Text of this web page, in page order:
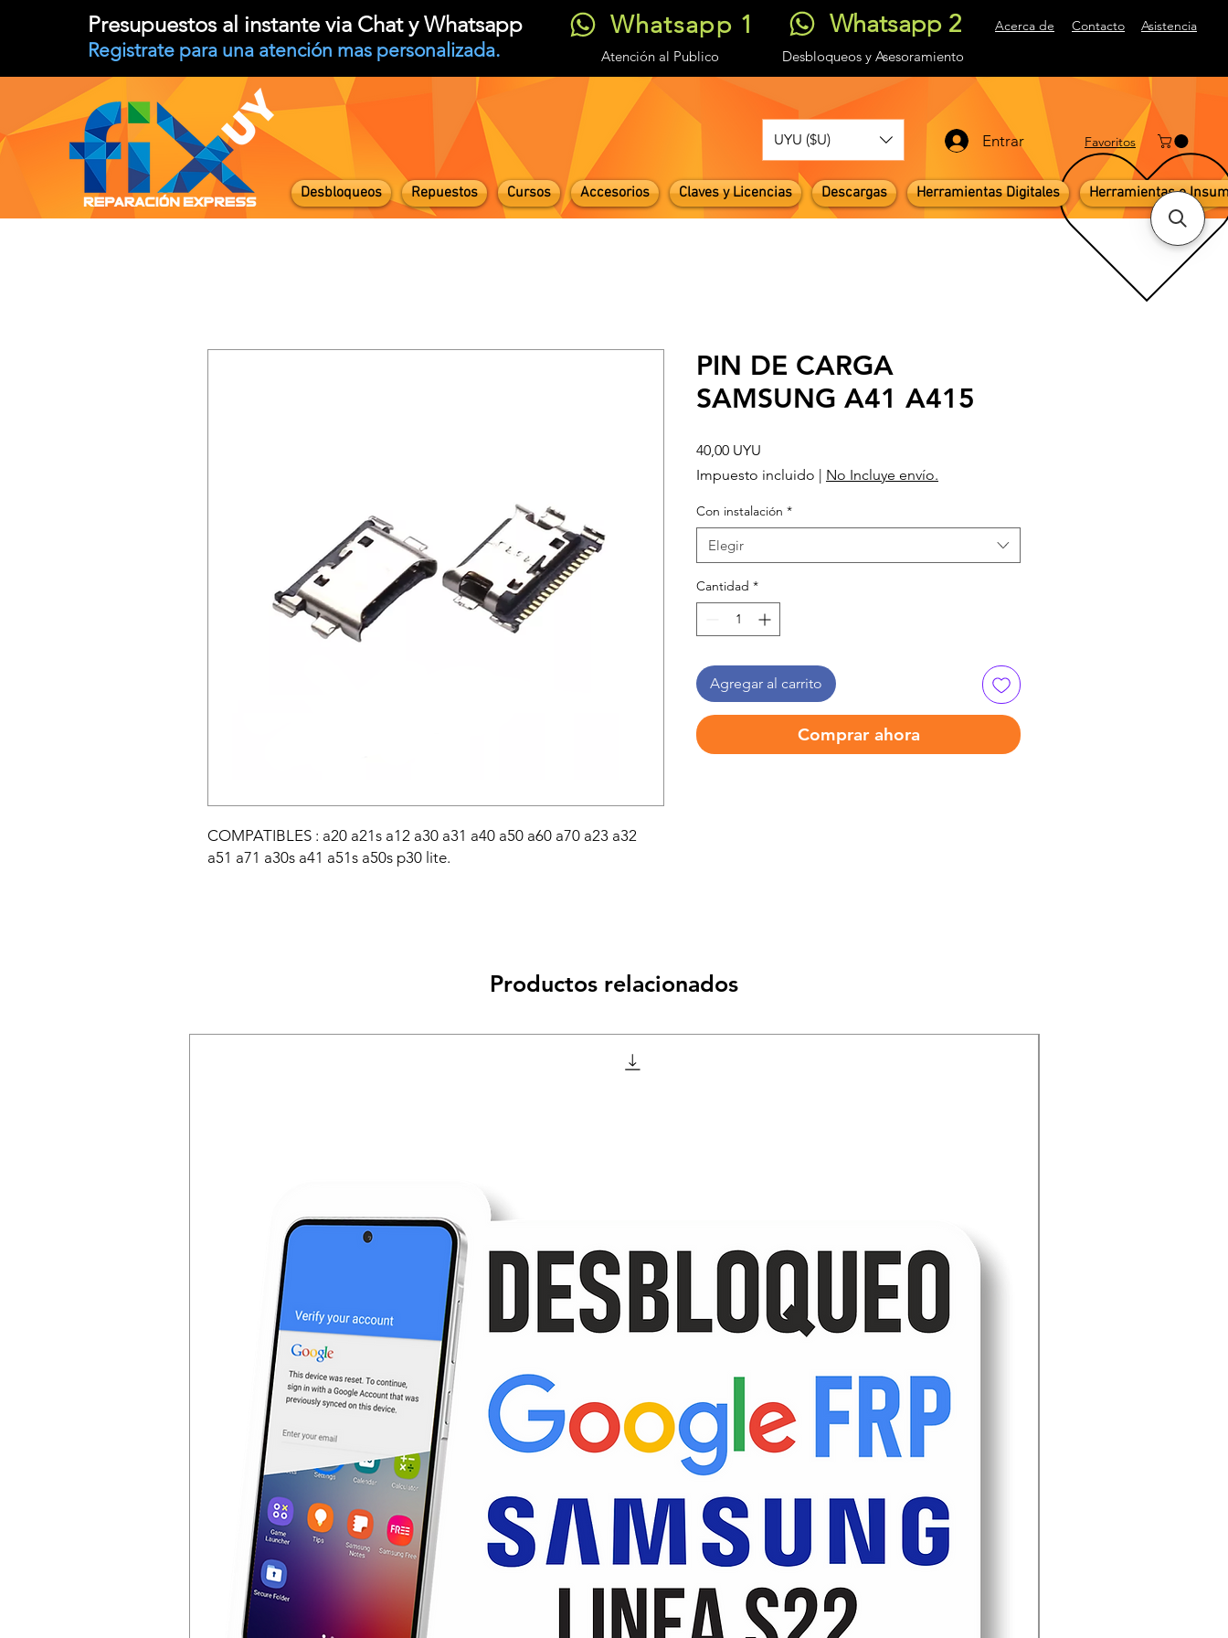
Presupuestos al instante via Chat y Whatsapp
Registrate para una atención mas personalizada.
Whatsapp 1 Whatsapp 2 Acerca de Contacto Asistencia
Atención al Publico Desbloqueos y Asesoramiento
UYU ($U) Entrar Favoritos
Desbloqueos Repuestos Cursos Accesorios Claves y Licencias Descargas Herramientas Digitales Herramientas e
COMPATIBLES : a20 a21s a12 a30 a31 a40 a50 a60 a70 a23 a32
a51 a71 a30s a41 a51s a50s p30 lite.
PIN DE CARGA
SAMSUNG A41 A415
40,00 UYU
Impuesto incluido | No Incluye envío.
Con instalación *
Elegir
Cantidad *
Agregar al carrito
Comprar ahora
Productos relacionados